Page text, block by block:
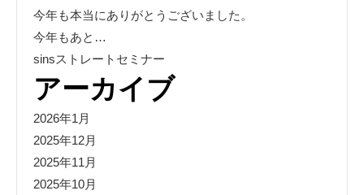
今年も本当にありがとうございました。
今年もあと…
sinsストレートセミナー
アーカイブ
2026年1月
2025年12月
2025年11月
2025年10月